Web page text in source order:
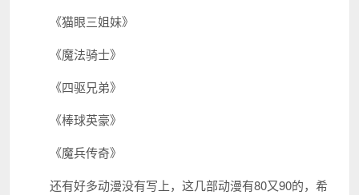
《猫眼三姐妹》
《魔法骑士》
《四驱兄弟》
《棒球英豪》
《魔兵传奇》
还有好多动漫没有写上，这几部动漫有80又90的，希